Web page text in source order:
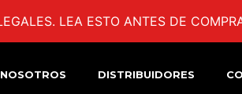
LEA ESTO ANTES DE
DISTRIBUIDORES